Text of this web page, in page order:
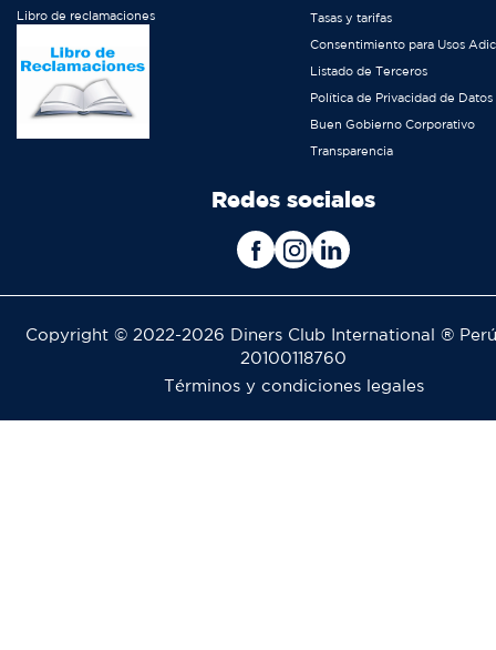
Tasas y tarifas
Consentimiento para Usos
Listado de Terceros
Política de Privacidad de Datos
Buen Gobierno Corporativo
Transparencia
Redes sociales
Libro de reclamaciones
Copyright © 2022-2026 Diners Club International ®
20100118760
Pie
de
Términos y condiciones legales